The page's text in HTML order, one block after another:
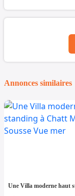
Annonces similaires